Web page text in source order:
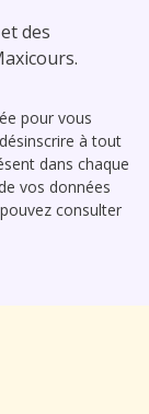
des
pour vous
à tout
dans chaque
vos données
consulter